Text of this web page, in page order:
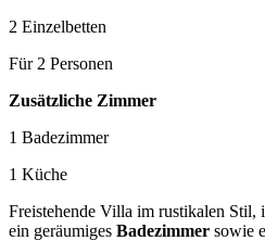
2 Einzelbetten
Für 2 Personen
Zusätzliche Zimmer
1 Badezimmer
1 Küche
Freistehende Villa im rustikalen
ein geräumiges Badezimmer sowie